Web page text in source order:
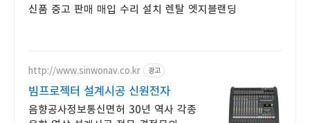
신품 중고 판매 매입 수리 설치 렌탈 엣지블랜딩
http://www.sinwonav.co.kr 광고
빔프로젝터 설계시공 신원전자
음향공사정보통신면허 30년 역사 각종